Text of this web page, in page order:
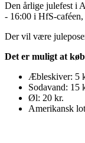
Den årlige julefest i
- 16:00 i HfS-
Der vil være
Det er muligt at
Æbleskiver: 5
Sodavand: 15
Øl: 20 kr.
Amerikansk